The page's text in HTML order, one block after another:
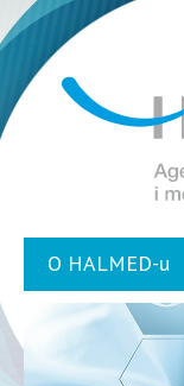
O HALMED-u